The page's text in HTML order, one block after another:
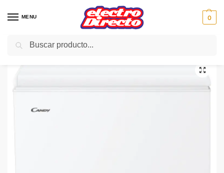
MENU 0
Inicio Gama blanca Congeladores